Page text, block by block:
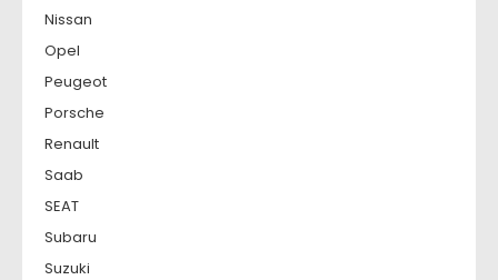
Nissan
Opel
Peugeot
Porsche
Renault
Saab
SEAT
Subaru
Suzuki